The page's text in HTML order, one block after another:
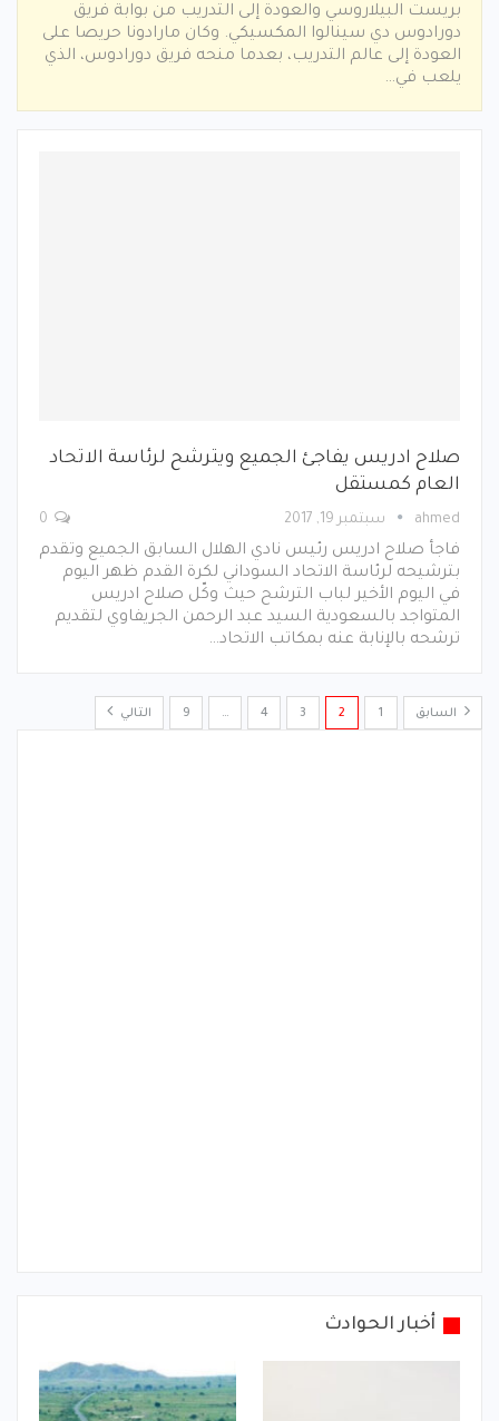
بريست البيلاروسي والعودة إلى التدريب من بوابة فريق
دورادوس دي سينالوا المكسيكي. وكان مارادونا حريصا على
العودة إلى عالم التدريب، بعدما منحه فريق دورادوس، الذي
يلعب في…
صلاح ادريس يفاجئ الجميع ويترشح لرئاسة الاتحاد
العام كمستقل
ahmed سبتمبر 19, 2017
فاجأ صلاح ادريس رئيس نادي الهلال السابق الجميع وتقدم
بترشيحه لرئاسة الاتحاد السوداني لكرة القدم ظهر اليوم
في اليوم الأخير لباب الترشح حيث وكّل صلاح ادريس
المتواجد بالسعودية السيد عبد الرحمن الجريفاوي لتقديم
ترشحه بالإنابة عنه بمكاتب الاتحاد…
السابق 1
2
3
4
…
9 التالي
أخبار الحوادث